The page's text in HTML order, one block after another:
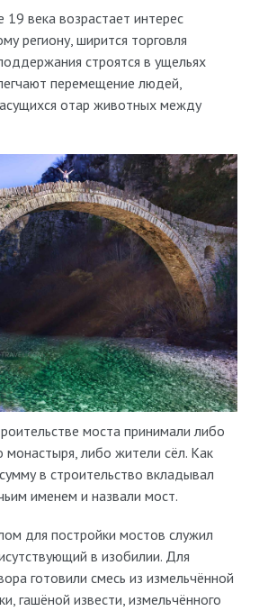
века возрастает интерес
региону, ширится торговля
строятся в ущельях
перемещение людей,
отар животных между
моста принимали либо
либо жители сёл. Как
в строительство вкладывал
именем и назвали мост.
для постройки мостов служил
в изобилии. Для
готовили смесь из измельчённой
гашёной извести, измельчённого